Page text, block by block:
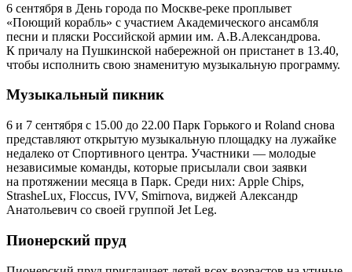
6 сентября в День города по Москве-реке проплывет
«Поющий корабль» с участием Академического ансамбля
песни и пляски Российской армии им. А.В.Александрова.
К причалу на Пушкинской набережной он пристанет в 13.40,
чтобы исполнить свою знаменитую музыкальную программу.
Музыкальный пикник
6 и 7 сентября с 15.00 до 22.00 Парк Горького и Roland снова
представляют открытую музыкальную площадку на лужайке
недалеко от Спортивного центра. Участники — молодые
независимые команды, которые присылали свои заявки
на протяжении месяца в Парк. Среди них: Apple Chips,
StrasheLux, Floccus, IVV, Smirnova, виджей Александр
Анатольевич со своей группой Jet Leg.
Пионерский пруд